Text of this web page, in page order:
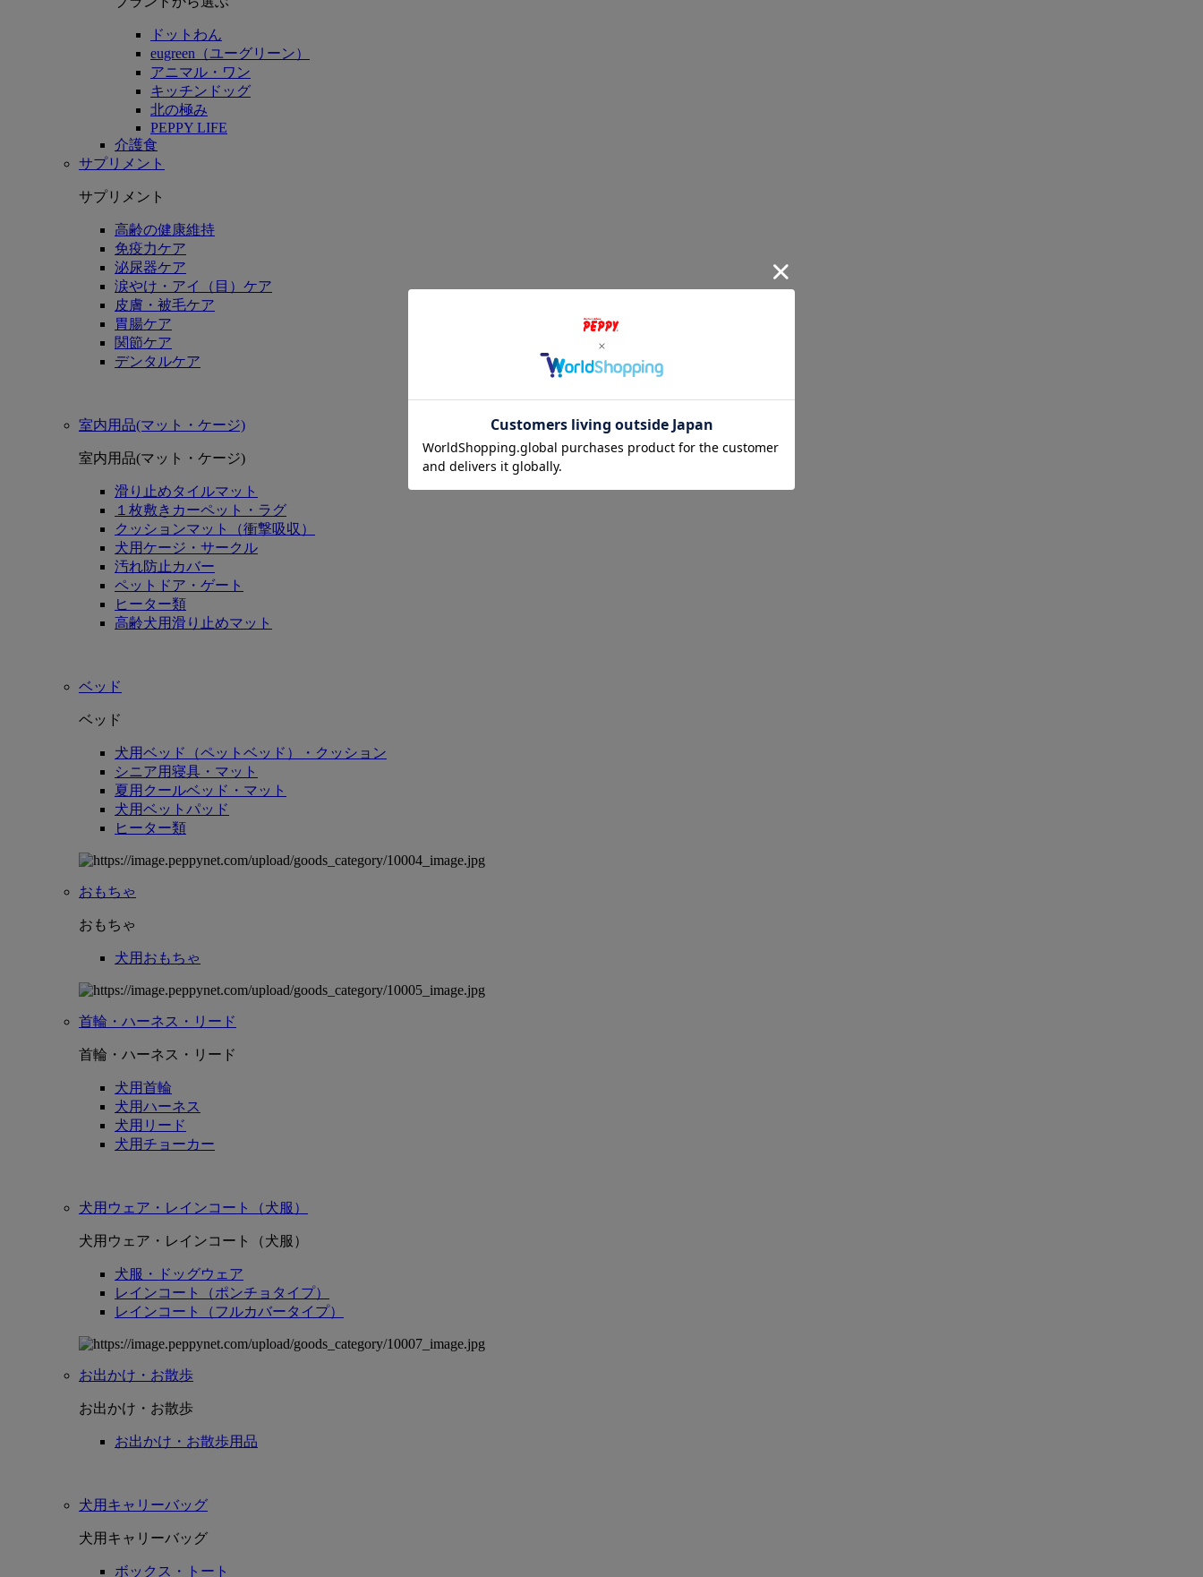
ドットわん
eugreen（ユーグリーン）
アニマル・ワン
キッチンドッグ
北の極み
PEPPY LIFE
介護食
サプリメント
サプリメント
高齢の健康維持
免疫力ケア
泌尿器ケア
涙やけ・アイ（目）ケア
皮膚・被毛ケア
胃腸ケア
関節ケア
デンタルケア
室内用品(マット・ケージ)
室内用品(マット・ケージ)
滑り止めタイルマット
１枚敷きカーペット・ラグ
クッションマット（衝撃吸収）
犬用ケージ・サークル
汚れ防止カバー
ペットドア・ゲート
ヒーター類
高齢犬用滑り止めマット
ベッド
ベッド
犬用ベッド（ペットベッド）・クッション
シニア用寝具・マット
夏用クールベッド・マット
犬用ベットパッド
ヒーター類
おもちゃ
おもちゃ
犬用おもちゃ
首輪・ハーネス・リード
首輪・ハーネス・リード
犬用首輪
犬用ハーネス
犬用リード
犬用チョーカー
犬用ウェア・レインコート（犬服）
犬用ウェア・レインコート（犬服）
犬服・ドッグウェア
レインコート（ポンチョタイプ）
レインコート（フルカバータイプ）
お出かけ・お散歩
お出かけ・お散歩
お出かけ・お散歩用品
犬用キャリーバッグ
犬用キャリーバッグ
ボックス・トート